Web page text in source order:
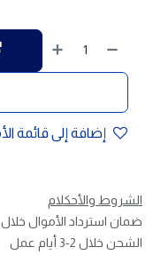
إضافة إلى قائمة
الشروط والأحكلام
ضمان استرداد الأموال خلال 30 يوم
الشحن خلال 2-3 أيام عمل